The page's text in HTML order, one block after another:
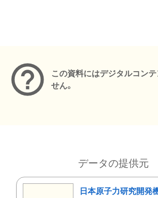
この資料にはデジタルコン
せん。
データの提供元
日本原子力研究開発